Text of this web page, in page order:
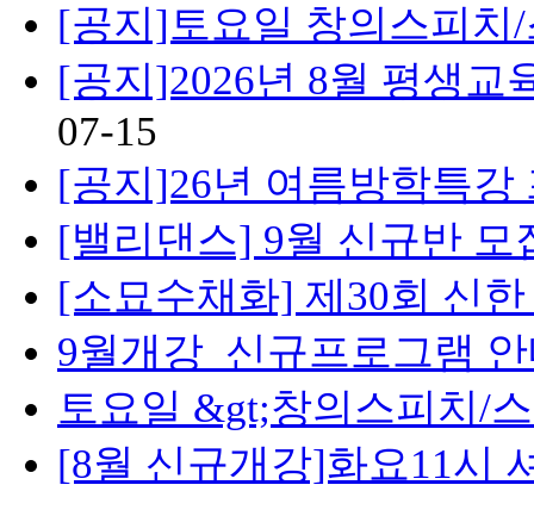
[공지]토요일 창의스피치
[공지]2026년 8월 평생
07-15
[공지]26년 여름방학특강
[밸리댄스] 9월 신규반 모
[소묘수채화] 제30회 신
9월개강_신규프로그램
토요일 &gt;창의스피치/
[8월 신규개강]화요11시